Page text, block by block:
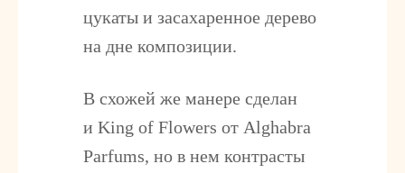
цукаты и засахаренное дерево
на дне композиции.
В схожей же манере сделан
и King of Flowers от Alghabra
Parfums, но в нем контрасты